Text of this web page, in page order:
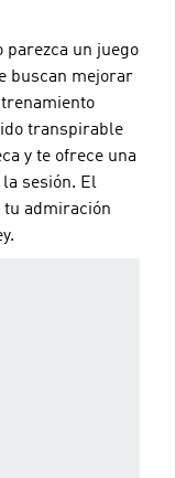
parezca un juego
buscan mejorar
transpirable
y te ofrece una
sesión. El
tu admiración